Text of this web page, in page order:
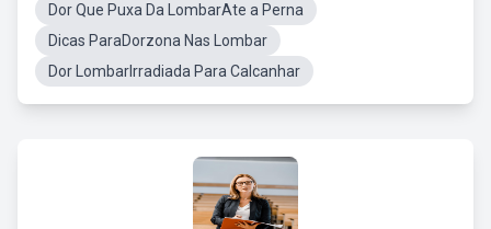
Dor Que Puxa Da LombarAte a Perna
Dicas ParaDorzona Nas Lombar
Dor LombarIrradiada Para Calcanhar